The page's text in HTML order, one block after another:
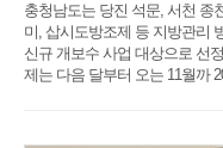
충청남도는 당진 석문, 서천 종
미, 삽시도방조제 등 지방관리
신규 개보수 사업 대상으로 선
제는 다음 달부터 오는 11월까